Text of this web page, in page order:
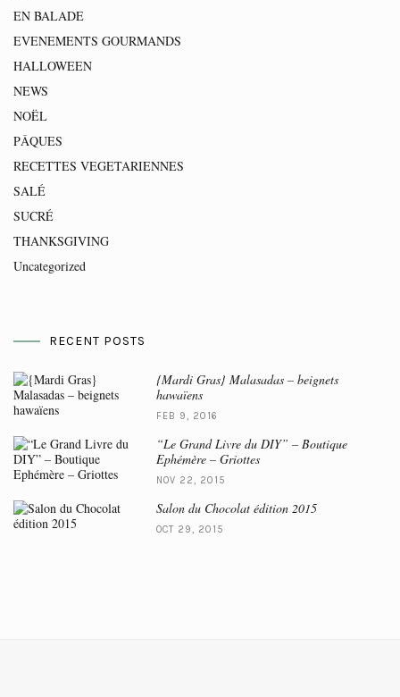
EN BALADE
EVENEMENTS GOURMANDS
HALLOWEEN
NEWS
NOËL
PÂQUES
RECETTES VEGETARIENNES
SALÉ
SUCRÉ
THANKSGIVING
Uncategorized
RECENT POSTS
{Mardi Gras} Malasadas – beignets
hawaïens
FEB 9, 2016
“Le Grand Livre du DIY” – Boutique
Ephémère – Griottes
NOV 22, 2015
Salon du Chocolat édition 2015
OCT 29, 2015